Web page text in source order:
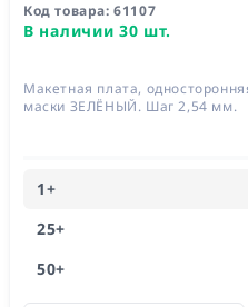
Код товара:61107
В наличии 30 шт.
Макетная плата,
маски ЗЕЛЁНЫЙ. Шаг 2,54 мм.
1+
25+
50+